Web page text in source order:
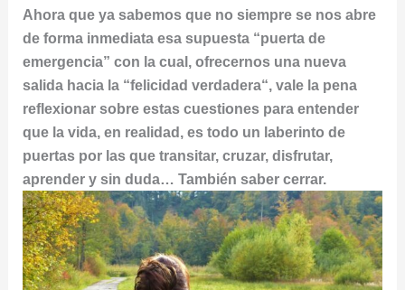
Ahora que ya sabemos que no siempre se nos abre
de forma inmediata esa supuesta “puerta de
emergencia” con la cual, ofrecernos una nueva
salida hacia la “felicidad verdadera“, vale la pena
reflexionar sobre estas cuestiones para entender
que la vida, en realidad, es todo un laberinto de
puertas por las que transitar, cruzar, disfrutar,
aprender y sin duda… También saber cerrar.